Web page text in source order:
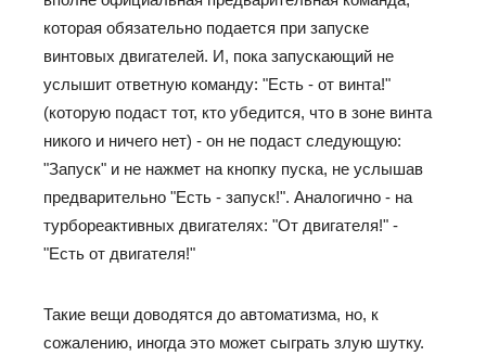
которая обязательно подается при запуске
винтовых двигателей. И, пока запускающий не
услышит ответную команду: "Есть - от винта!"
(которую подаст тот, кто убедится, что в зоне винта
никого и ничего нет) - он не подаст следующую:
"Запуск" и не нажмет на кнопку пуска, не услышав
предварительно "Есть - запуск!". Аналогично - на
турбореактивных двигателях: "От двигателя!" -
"Есть от двигателя!"
Такие вещи доводятся до автоматизма, но, к
сожалению, иногда это может сыграть злую шутку.